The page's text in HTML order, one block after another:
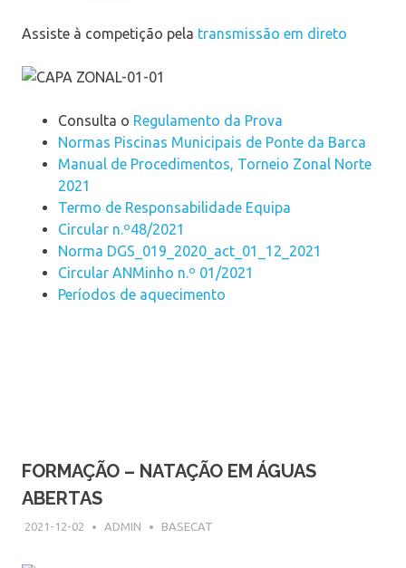
Assiste à competição pela transmissão em direto
Consulta o Regulamento da Prova
Normas Piscinas Municipais de Ponte da Barca
Manual de Procedimentos, Torneio Zonal Norte
2021
Termo de Responsabilidade Equipa
Circular n.º48/2021
Norma DGS_019_2020_act_01_12_2021
Circular ANMinho n.º 01/2021
Períodos de aquecimento
FORMAÇÃO – NATAÇÃO EM ÁGUAS
ABERTAS
2021-12-02 ADMIN BASECAT